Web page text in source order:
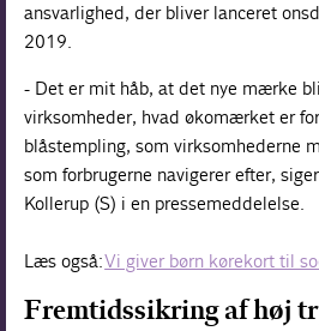
ansvarlighed, der bliver lanceret
2019.
- Det er mit håb, at det nye mærke
virksomheder, hvad økomærket er
blåstempling, som virksomhederne
som forbrugerne navigerer efter,
Kollerup (S) i en pressemeddelelse.
Læs også:Vi giver børn kørekort til
Fremtidssikring af høj